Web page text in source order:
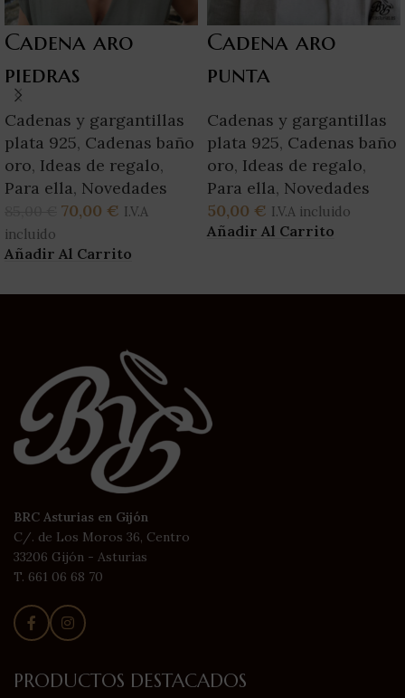
Cadena aro
piedras
Cadenas y gargantillas
plata 925, Cadenas baño
oro, Ideas de regalo,
Para ella, Novedades
70,00 € I.V.A
incluido
Añadir Al Carrito
Cadena aro
punta
Cadenas y gargantillas
plata 925, Cadenas baño
oro, Ideas de regalo,
Para ella, Novedades
50,00 € I.V.A incluido
Añadir Al Carrito
BRC Asturias en Gijón
C/. de Los Moros 36, Centro
33206 Gijón - Asturias
T. 661 06 68 70
PRODUCTOS DESTACADOS